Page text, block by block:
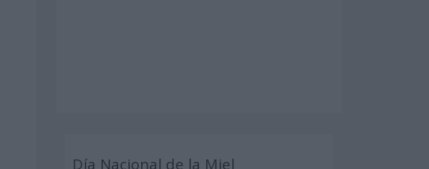
Día Nacional de la Miel